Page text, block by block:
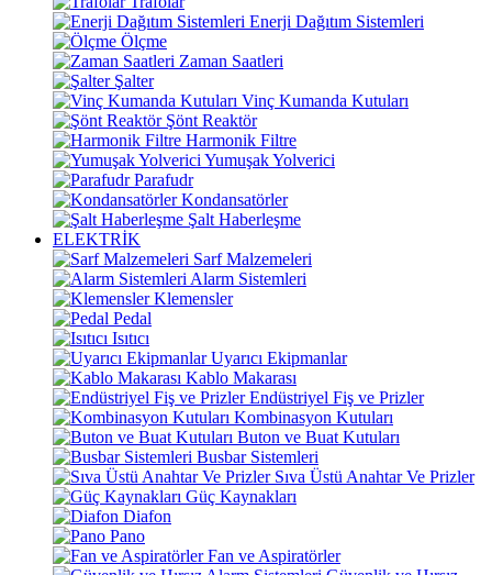
Enerji Dağıtım Sistemleri
Ölçme
Zaman Saatleri
Şalter
Vinç Kumanda Kutuları
Şönt Reaktör
Harmonik Filtre
Yumuşak Yolverici
Parafudr
Kondansatörler
Şalt Haberleşme
ELEKTRİK
Sarf Malzemeleri
Alarm Sistemleri
Klemensler
Pedal
Isıtıcı
Uyarıcı Ekipmanlar
Kablo Makarası
Endüstriyel Fiş ve Prizler
Kombinasyon Kutuları
Buton ve Buat Kutuları
Busbar Sistemleri
Sıva Üstü Anahtar Ve Prizler
Güç Kaynakları
Diafon
Pano
Fan ve Aspiratörler